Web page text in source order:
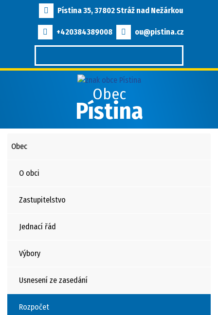
Pístina 35, 37802 Stráž nad Nežárkou
+420384389008 ou@pistina.cz
Obec
Pístina
Obec
O obci
Zastupitelstvo
Jednací řád
Výbory
Usnesení ze zasedání
Rozpočet